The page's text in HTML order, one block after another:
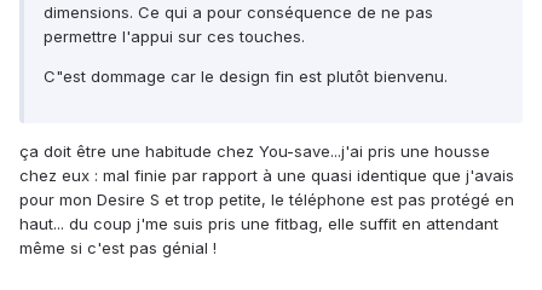
dimensions. Ce qui a pour conséquence de ne pas
permettre l'appui sur ces touches.
C"est dommage car le design fin est plutôt bienvenu.
ça doit être une habitude chez You-save...j'ai pris une housse
chez eux : mal finie par rapport à une quasi identique que j'avais
pour mon Desire S et trop petite, le téléphone est pas protégé en
haut... du coup j'me suis pris une fitbag, elle suffit en attendant
même si c'est pas génial !